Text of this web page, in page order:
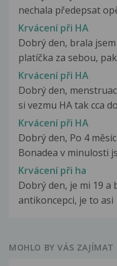
nechala předepsat
Krvácení při HA
Dobrý den, brala
platíčka za sebou, pak
Krvácení při HA
Dobrý den,
si vezmu HA tak cca
Krvácení při HA
Dobrý den, Po 4
Bonadea v minulosti
Krvácení při ha
Dobrý den, je mi 19 a
antikoncepci, je to asi
MOHLO BY VÁS ZAJÍMAT